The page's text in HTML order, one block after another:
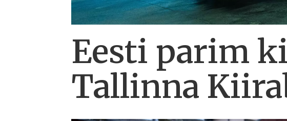
Eesti parim
Tallinna